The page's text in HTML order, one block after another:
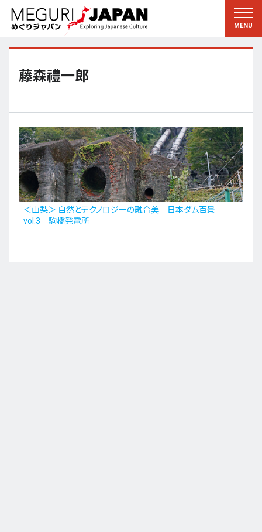
地域をめぐる
江戸・東京
甲信越
北陸
東海
近畿
京都・奈良
文化をめぐる
伝承
芸術・芸能
もの作り
自然
暦と暮らし
藤森禮一郎
＜山梨＞ 自然とテクノロジーの融合美 日本ダム百景
vol.3 駒橋発電所